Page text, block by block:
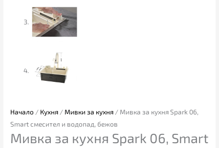
Начало / Кухня / Мивки за кухня / Мивка за кухня Spark 06,
Smart смесител и водопад, бежов
Мивка за кухня Spark 06, Smart